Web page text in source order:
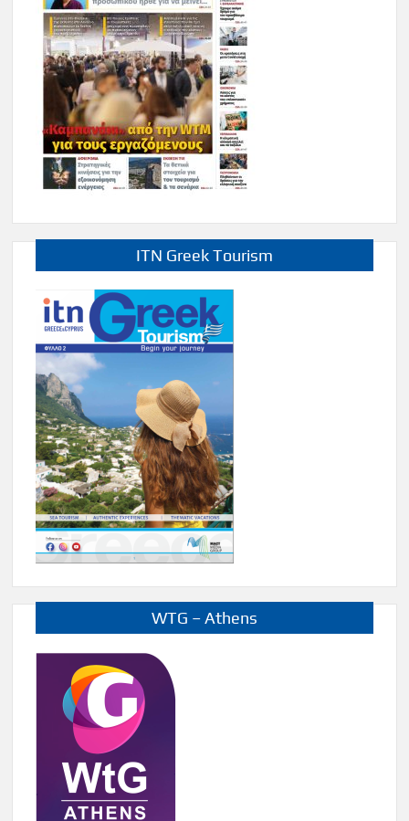
ITN Greek Tourism
WTG – Athens